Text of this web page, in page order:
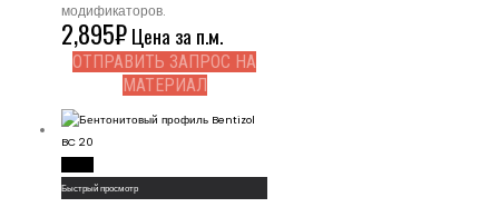
модификаторов.
2,895₽Цена за п.м.
ОТПРАВИТЬ ЗАПРОС НА
МАТЕРИАЛ
Быстрый просмотр